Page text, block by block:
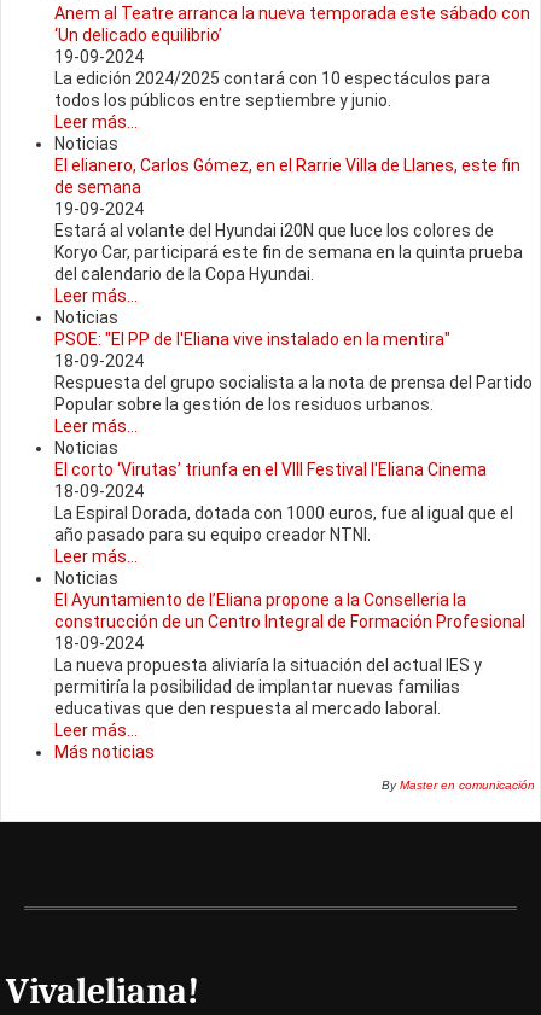
Anem al Teatre arranca la nueva temporada este sábado con
‘Un delicado equilibrio’
19-09-2024
La edición 2024/2025 contará con 10 espectáculos para
todos los públicos entre septiembre y junio.
Leer más...
Noticias
El elianero, Carlos Gómez, en el Rarrie Villa de Llanes, este fin
de semana
19-09-2024
Estará al volante del Hyundai i20N que luce los colores de
Koryo Car, participará este fin de semana en la quinta prueba
del calendario de la Copa Hyundai.
Leer más...
Noticias
PSOE: "El PP de l'Eliana vive instalado en la mentira"
18-09-2024
Respuesta del grupo socialista a la nota de prensa del Partido
Popular sobre la gestión de los residuos urbanos.
Leer más...
Noticias
El corto ‘Virutas’ triunfa en el VIII Festival l'Eliana Cinema
18-09-2024
La Espiral Dorada, dotada con 1000 euros, fue al igual que el
año pasado para su equipo creador NTNI.
Leer más...
Noticias
El Ayuntamiento de l’Eliana propone a la Conselleria la
construcción de un Centro Integral de Formación Profesional
18-09-2024
La nueva propuesta aliviaría la situación del actual IES y
permitiría la posibilidad de implantar nuevas familias
educativas que den respuesta al mercado laboral.
Leer más...
Más noticias
ByMaster en comunicación
Vivaleliana!